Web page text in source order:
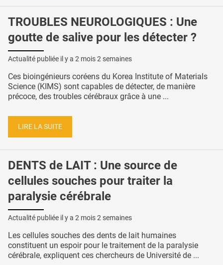
TROUBLES NEUROLOGIQUES : Une
goutte de salive pour les détecter ?
Actualité publiée il y a 2 mois 2 semaines
Ces bioingénieurs coréens du Korea Institute of Materials
Science (KIMS) sont capables de détecter, de manière
précoce, des troubles cérébraux grâce à une ...
LIRE LA SUITE
DENTS de LAIT : Une source de
cellules souches pour traiter la
paralysie cérébrale
Actualité publiée il y a 2 mois 2 semaines
Les cellules souches des dents de lait humaines
constituent un espoir pour le traitement de la paralysie
cérébrale, expliquent ces chercheurs de Université de ...